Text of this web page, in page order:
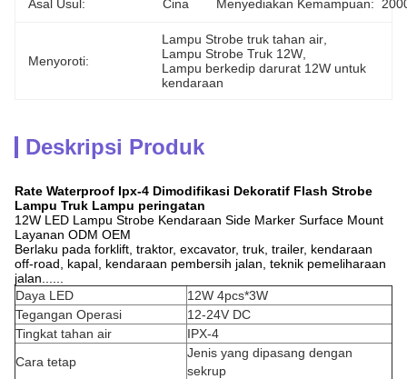
Asal Usul: Cina Menyediakan Kemampuan:
Menyoroti:
Lampu Strobe truk tahan air
Lampu Strobe Truk 12W
Lampu berkedip darurat 12W untuk
kendaraan
Deskripsi Produk
Rate Waterproof Ipx-4 Dimodifikasi Dekoratif Flash Strobe
Lampu Truk Lampu peringatan
12W LED Lampu Strobe Kendaraan Side Marker Surface Mount
Layanan ODM OEM
Berlaku pada forklift, traktor, excavator, truk, trailer, kendaraan
off-road, kapal, kendaraan pembersih jalan, teknik pemeliharaan
jalan......
Daya LED
12W 4pcs*3W
Tegangan Operasi
12-24V DC
Tingkat tahan air
IPX-4
Cara tetap
Jenis yang dipasang dengan
sekrup